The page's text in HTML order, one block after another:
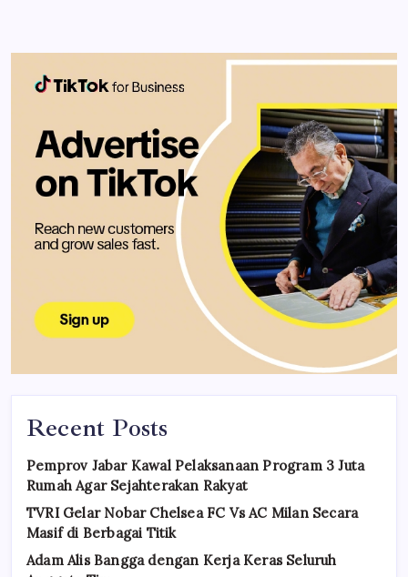
Recent Posts
Pemprov Jabar Kawal Pelaksanaan Program 3 Juta
Rumah Agar Sejahterakan Rakyat
TVRI Gelar Nobar Chelsea FC Vs AC Milan Secara
Masif di Berbagai Titik
Adam Alis Bangga dengan Kerja Keras Seluruh